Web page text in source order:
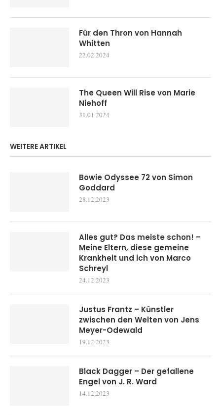
Für den Thron von Hannah
Whitten
22.02.2024
The Queen Will Rise von Marie
Niehoff
31.01.2024
WEITERE ARTIKEL
Bowie Odyssee 72 von Simon
Goddard
28.12.2023
Alles gut? Das meiste schon! –
Meine Eltern, diese gemeine
Krankheit und ich von Marco
Schreyl
24.12.2023
Justus Frantz – Künstler
zwischen den Welten von Jens
Meyer-Odewald
19.12.2023
Black Dagger – Der gefallene
Engel von J. R. Ward
14.12.2023